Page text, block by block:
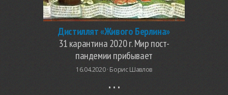
Дистиллят «Живого Берлина»
31 карантина 2020 г. Мир пост-
пандемии прибывает
16.04.2020 · Борис Шавлов